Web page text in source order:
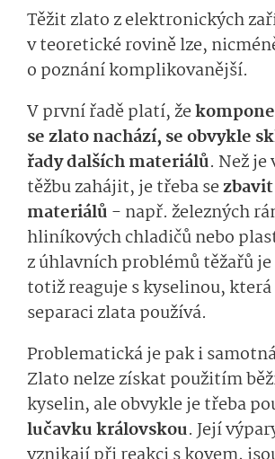
Těžit zlato z elektronických
v teoretické rovině lze,
o poznání komplikovanější.
V první řadě platí, že
se zlato nachází, se obvykle
řady dalších materiálů. Než je
těžbu zahájit, je třeba se
materiálů - např. železných
hliníkových chladičů nebo
z úhlavních problémů těžařů
totiž reaguje s kyselinou, která
separaci zlata používá.
Problematická je pak i
Zlato nelze získat použitím
kyselin, ale obvykle je třeba
lučavku královskou. Její